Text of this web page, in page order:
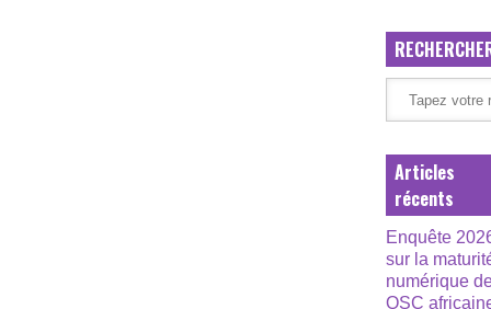
Articles
récents
Enquête
sur la
numérique
OSC